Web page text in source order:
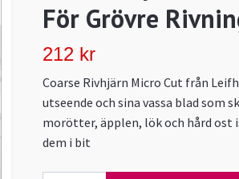
För Grövre
212 kr
Coarse Rivhjärn Micro Cut från
utseende och sina vassa blad som
morötter, äpplen, lök och hård
dem i bit